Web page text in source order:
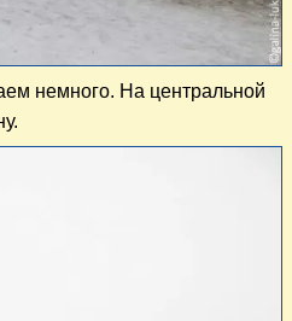
немного. На центральной